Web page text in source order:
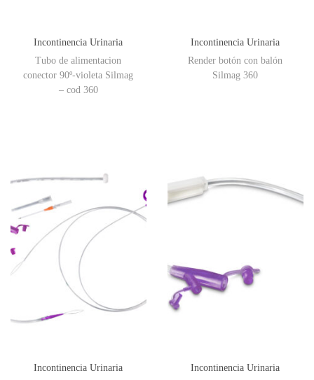
Incontinencia Urinaria
Tubo de alimentacion
conector 90º-violeta Silmag
– cod 360
Incontinencia Urinaria
Render botón con balón
Silmag 360
Incontinencia Urinaria
Incontinencia Urinaria